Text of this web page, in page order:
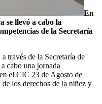
En
se llevó a cabo la
de la Secretaría
a través de la Secretaría de
cabo una jornada
el CIC 23 de Agosto de
los derechos de la niñez y